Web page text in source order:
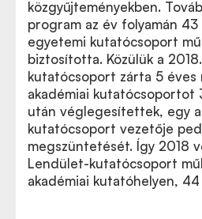
közgyűjteményekben.
program az év folyamán
egyetemi kutatócsoport
biztosította. Közülük a
kutatócsoport zárta 5 éves
akadémiai kutatócsoportot
után véglegesítettek, egy
kutatócsoport vezetője
megszüntetését. Így 2018
Lendület-kutatócsoport
akadémiai kutatóhelyen,